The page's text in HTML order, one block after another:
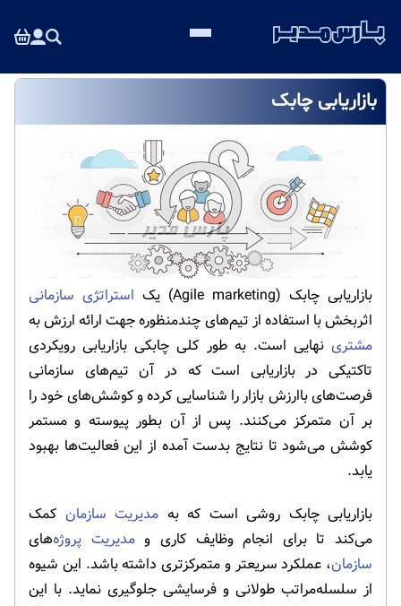
بازاریابی چابک
بازاریابی چابک (Agile marketing) یک
استراتژی سازمانی
اثربخش با استفاده از تیم‌های چندمنظوره جهت ارائه ارزش به
مشتری نهایی است. به طور کلی چابکی بازاریابی رویکردی
تاکتیکی در بازاریابی است که در آن تیم‌های سازمانی
فرصت‌های باارزش بازار را شناسایی کرده و کوشش‌های خود را
بر آن متمرکز می‌کنند. پس از آن بطور پیوسته و مستمر
کوشش می‌شود تا نتایج بدست آمده از این فعالیت‌ها بهبود
یابد.
بازاریابی چابک روشی است که به مدیریت سازمان کمک
می‌کند تا برای انجام وظایف کاری ومدیریت پروژه‌های
سازمان، عملکرد سریعتر و متمرکزتری داشته باشد. این شیوه
از سلسله‌مراتب طولانی و فرسایشی جلوگیری نماید. با این